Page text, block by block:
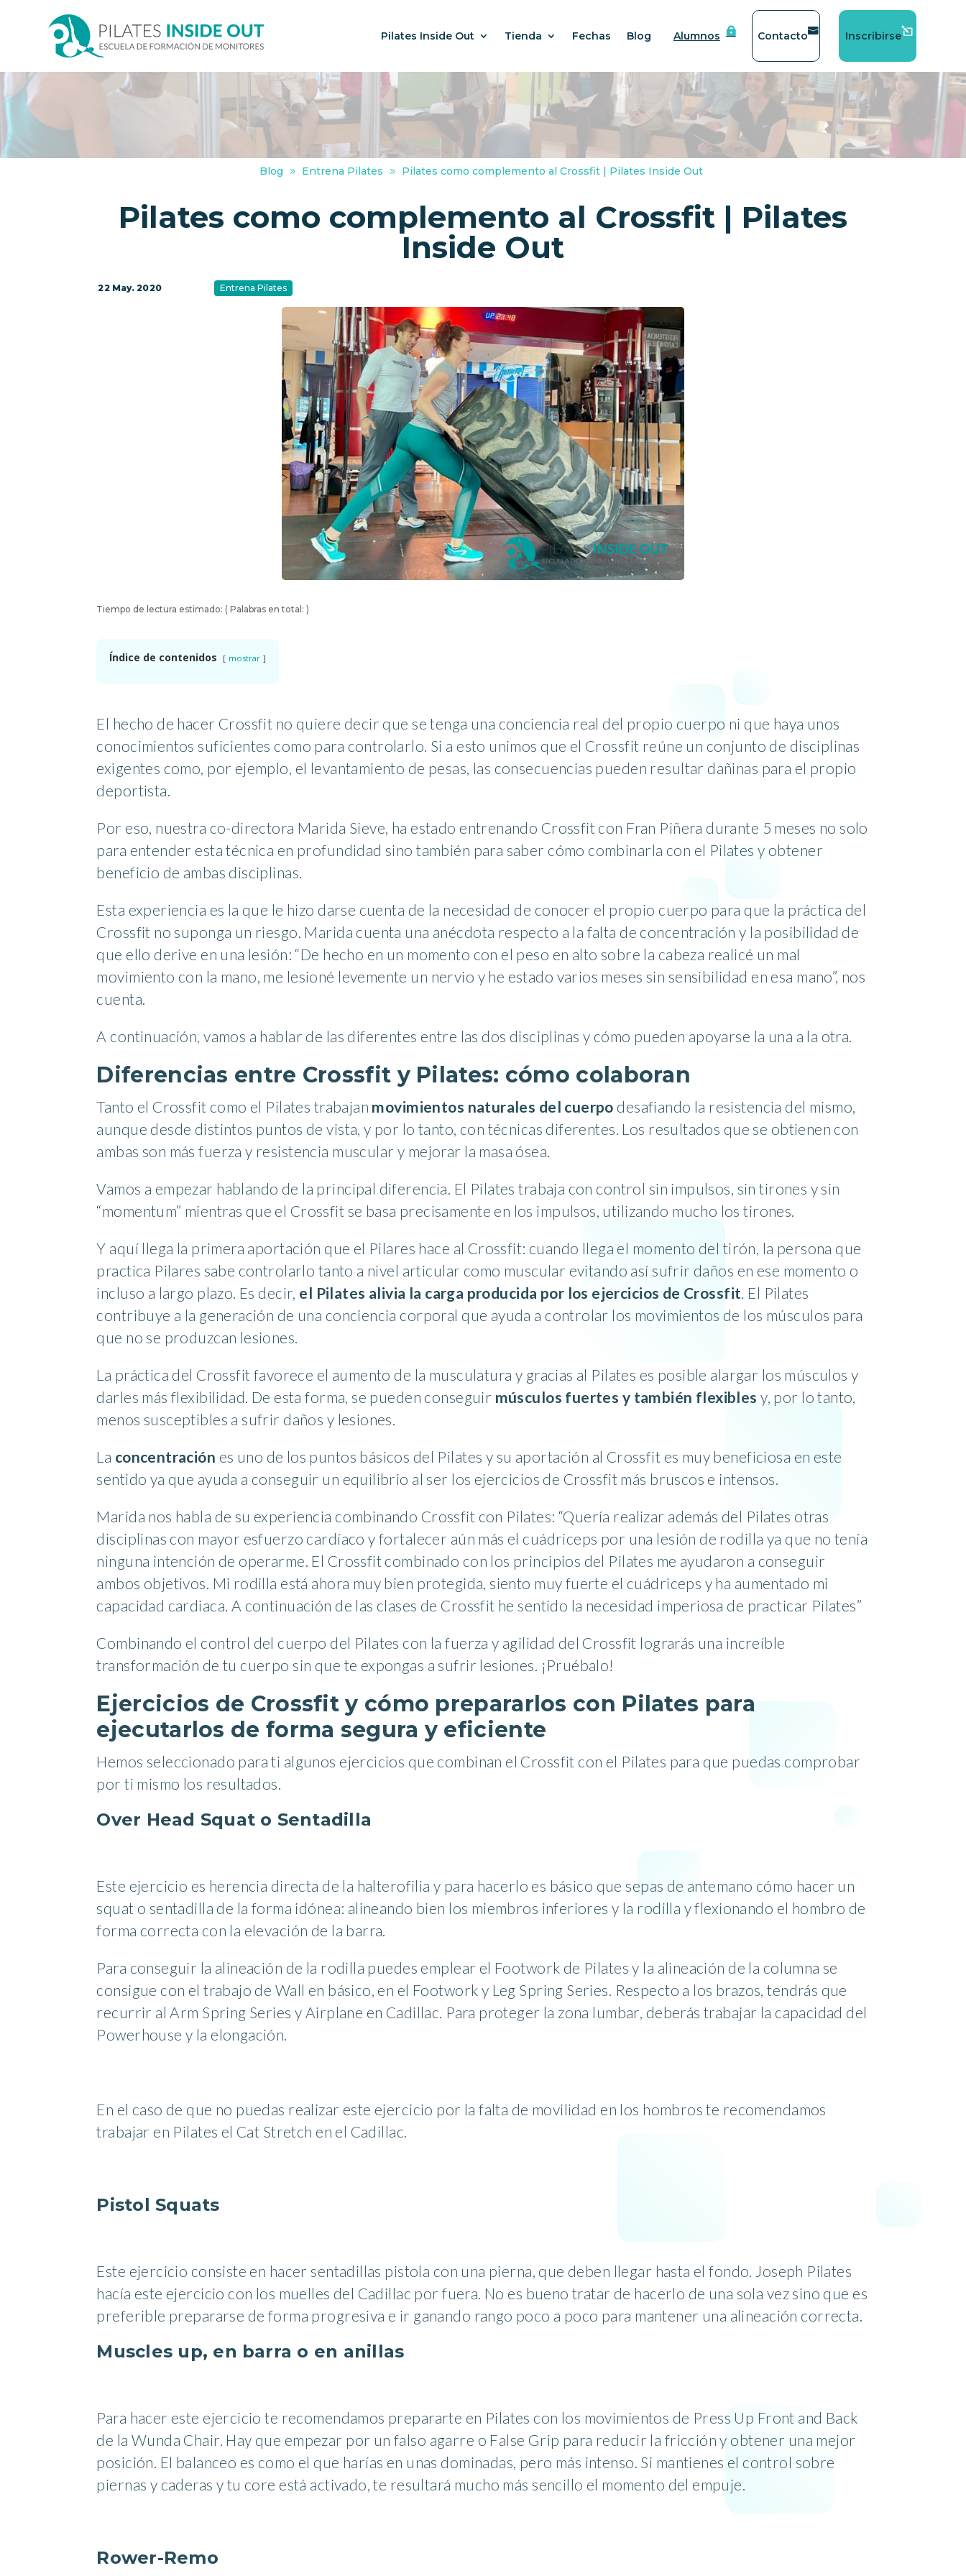
Pilates Inside Out Tienda Fechas Blog Alumnos Contacto Inscribirse
Blog Entrena Pilates Pilates como complemento al Crossfit | Pilates Inside Out
Pilates como complemento al Crossfit | Pilates
Inside Out
22 May. 2020 Entrena Pilates
Tiempo de lectura estimado:( Palabras en total:)
Índice de contenidos mostrar
El hecho de hacer Crossfit no quiere decir que se tenga una conciencia real del propio cuerpo ni que haya unos
conocimientos suficientes como para controlarlo. Si a esto unimos que el Crossfit reúne un conjunto de disciplinas
exigentes como, por ejemplo, el levantamiento de pesas, las consecuencias pueden resultar dañinas para el propio
deportista.
Por eso, nuestra co-directora Marida Sieve, ha estado entrenando Crossfit con Fran Piñera durante 5 meses no solo
para entender esta técnica en profundidad sino también para saber cómo combinarla con el Pilates y obtener
beneficio de ambas disciplinas.
Esta experiencia es la que le hizo darse cuenta de la necesidad de conocer el propio cuerpo para que la práctica del
Crossfit no suponga un riesgo. Marida cuenta una anécdota respecto a la falta de concentración y la posibilidad de
que ello derive en una lesión: “De hecho en un momento con el peso en alto sobre la cabeza realicé un mal
movimiento con la mano, me lesioné levemente un nervio y he estado varios meses sin sensibilidad en esa mano”, nos
cuenta.
A continuación, vamos a hablar de las diferentes entre las dos disciplinas y cómo pueden apoyarse la una a la otra.
Diferencias entre Crossfit y Pilates: cómo colaboran
Tanto el Crossfit como el Pilates trabajan movimientos naturales del cuerpo desafiando la resistencia del mismo,
aunque desde distintos puntos de vista, y por lo tanto, con técnicas diferentes. Los resultados que se obtienen con
ambas son más fuerza y resistencia muscular y mejorar la masa ósea.
Vamos a empezar hablando de la principal diferencia. El Pilates trabaja con control sin impulsos, sin tirones y sin
“momentum” mientras que el Crossfit se basa precisamente en los impulsos, utilizando mucho los tirones.
Y aquí llega la primera aportación que el Pilares hace al Crossfit: cuando llega el momento del tirón, la persona que
practica Pilares sabe controlarlo tanto a nivel articular como muscular evitando así sufrir daños en ese momento o
incluso a largo plazo. Es decir, el Pilates alivia la carga producida por los ejercicios de Crossfit . El Pilates
contribuye a la generación de una conciencia corporal que ayuda a controlar los movimientos de los músculos para
que no se produzcan lesiones.
La práctica del Crossfit favorece el aumento de la musculatura y gracias al Pilates es posible alargar los músculos y
darles más flexibilidad. De esta forma, se pueden conseguir músculos fuertes y también flexibles y, por lo tanto,
menos susceptibles a sufrir daños y lesiones.
La concentración es uno de los puntos básicos del Pilates y su aportación al Crossfit es muy beneficiosa en este
sentido ya que ayuda a conseguir un equilibrio al ser los ejercicios de Crossfit más bruscos e intensos.
Marida nos habla de su experiencia combinando Crossfit con Pilates: “Quería realizar además del Pilates otras
disciplinas con mayor esfuerzo cardíaco y fortalecer aún más el cuádriceps por una lesión de rodilla ya que no tenía
ninguna intención de operarme. El Crossfit combinado con los principios del Pilates me ayudaron a conseguir
ambos objetivos. Mi rodilla está ahora muy bien protegida, siento muy fuerte el cuádriceps y ha aumentado mi
capacidad cardiaca. A continuación de las clases de Crossfit he sentido la necesidad imperiosa de practicar Pilates”
Combinando el control del cuerpo del Pilates con la fuerza y agilidad del Crossfit lograrás una increíble
transformación de tu cuerpo sin que te expongas a sufrir lesiones. ¡Pruébalo!
Ejercicios de Crossfit y cómo prepararlos con Pilates para
ejecutarlos de forma segura y eficiente
Hemos seleccionado para ti algunos ejercicios que combinan el Crossfit con el Pilates para que puedas comprobar
por ti mismo los resultados.
Over Head Squat o Sentadilla
Este ejercicio es herencia directa de la halterofilia y para hacerlo es básico que sepas de antemano cómo hacer un
squat o sentadilla de la forma idónea: alineando bien los miembros inferiores y la rodilla y flexionando el hombro de
forma correcta con la elevación de la barra.
Para conseguir la alineación de la rodilla puedes emplear el Footwork de Pilates y la alineación de la columna se
consigue con el trabajo de Wall en básico, en el Footwork y Leg Spring Series. Respecto a los brazos, tendrás que
recurrir al Arm Spring Series y Airplane en Cadillac. Para proteger la zona lumbar, deberás trabajar la capacidad del
Powerhouse y la elongación.
En el caso de que no puedas realizar este ejercicio por la falta de movilidad en los hombros te recomendamos
trabajar en Pilates el Cat Stretch en el Cadillac.
Pistol Squats
Este ejercicio consiste en hacer sentadillas pistola con una pierna, que deben llegar hasta el fondo. Joseph Pilates
hacía este ejercicio con los muelles del Cadillac por fuera. No es bueno tratar de hacerlo de una sola vez sino que es
preferible prepararse de forma progresiva e ir ganando rango poco a poco para mantener una alineación correcta.
Muscles up, en barra o en anillas
Para hacer este ejercicio te recomendamos prepararte en Pilates con los movimientos de Press Up Front and Back
de la Wunda Chair. Hay que empezar por un falso agarre o False Grip para reducir la fricción y obtener una mejor
posición. El balanceo es como el que harías en unas dominadas, pero más intenso. Si mantienes el control sobre
piernas y caderas y tu core está activado, te resultará mucho más sencillo el momento del empuje.
Rower-Remo